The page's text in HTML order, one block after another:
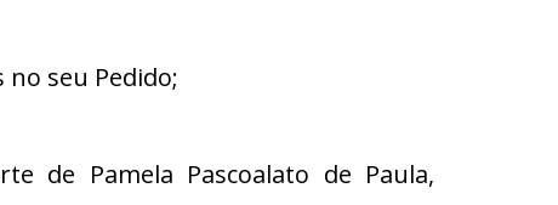
no seu Pedido;
de Pamela Pascoalato de Paula,